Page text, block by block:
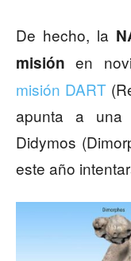
De hecho, la
misión en
misión DART
apunta a una
Didymos
este año